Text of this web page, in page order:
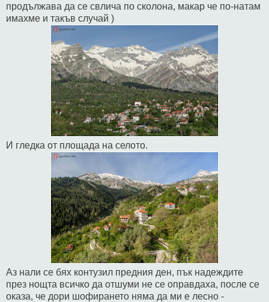
продължава да се свлича по сколона, макар че по-натам
имахме и такъв случай )
И гледка от площада на селото.
Аз нали се бях контузил предния ден, пък надеждите
през нощта всичко да отшуми не се оправдаха, после се
оказа, че дори шофирането няма да ми е лесно -